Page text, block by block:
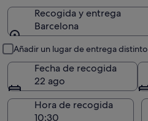
Recogida y entrega
Barcelona
Añadir un lugar de entrega distinto
Fecha de recogida
22 ago
Hora de recogida